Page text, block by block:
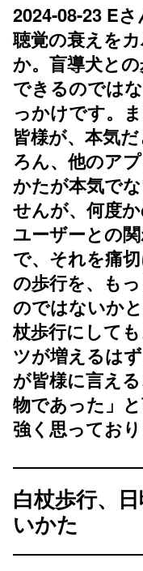
2024-08-23 Eさ
聴覚の衰えを
か。盲導犬と
できるのでは
っかけです。
皆様が、本気
ろん、他のア
かたが本気で
せんが、何度
ユーザーとの
で、それを痛
の歩行を、も
のではないか
杖歩行にして
ツが増えるは
が皆様に言え
物であった」
強く思っており
白杖歩行、
いかた